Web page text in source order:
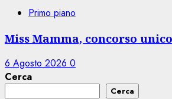
Primo piano
Miss Mamma, concorso
6 Agosto 2026 0
Cerca
Cerca